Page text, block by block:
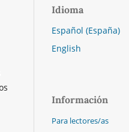
Idioma
Español (España)
English
Información
Para lectores/as